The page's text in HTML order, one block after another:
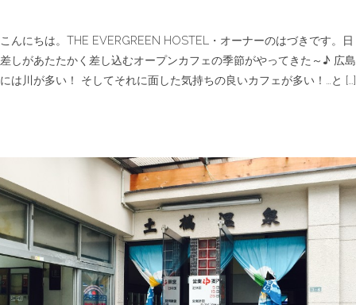
こんにちは。THE EVERGREEN HOSTEL・オーナーのはづきです。日
差しがあたたかく差し込むオープンカフェの季節がやってきた～♪ 広島
には川が多い！ そしてそれに面した気持ちの良いカフェが多い！…と […]